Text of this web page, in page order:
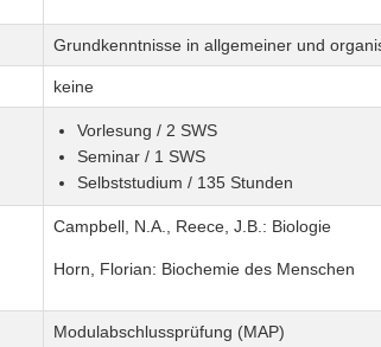
Grundkenntnisse in allgemeiner und
keine
Vorlesung / 2 SWS
Seminar / 1 SWS
Selbststudium / 135 Stunden
Campbell, N.A., Reece, J.B.: Biologie
Horn, Florian: Biochemie des Menschen
Modulabschlussprüfung (MAP)